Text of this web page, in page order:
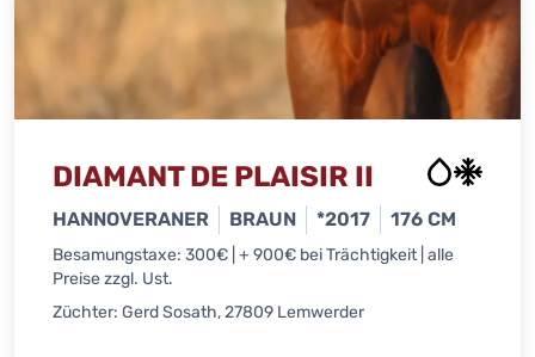
DIAMANT DE PLAISIR II
HANNOVERANER BRAUN *2017 176 CM
Besamungstaxe: 300€ | + 900€ bei Trächtigkeit | alle
Preise zzgl. Ust.
Züchter: Gerd Sosath, 27809 Lemwerder